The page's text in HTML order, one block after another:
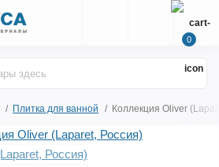
0
Плитка для ванной Коллекция Oliver